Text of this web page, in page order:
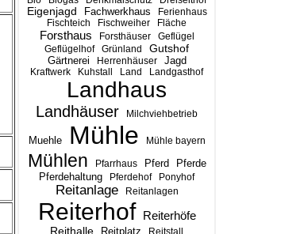
Eigenjagd Fachwerkhaus
Ferienhaus
Fischteich
Fischweiher Fläche
Forsthaus Forsthäuser
Geflügel
Geflügelhof
Grünland
Gutshof
Gärtnerei
Herrenhäuser Jagd
Kraftwerk Kuhstall Land Landgasthof
Landhaus
Landhäuser Milchviehbetrieb
Muehle Mühle Mühle bayern
Mühlen Pfarrhaus Pferd Pferde
Pferdehaltung Pferdehof Ponyhof
Reitanlage Reitanlagen
Reiterhof Reiterhöfe
Reithalle Reitplatz Reitstall